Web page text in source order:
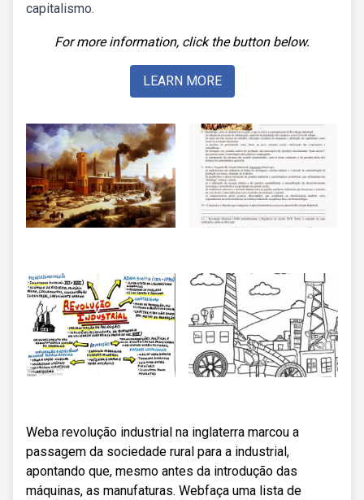
capitalismo.
For more information, click the button below.
LEARN MORE
Weba revolução industrial na inglaterra marcou a
passagem da sociedade rural para a industrial,
apontando que, mesmo antes da introdução das
máquinas, as manufaturas. Webfaça uma lista de